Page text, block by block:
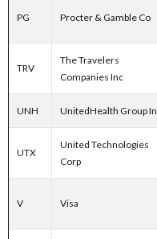
PG Procter & Gamble Co
TRV
The Travelers
Companies Inc
UNH UnitedHealth Group
UTX
United Technologies
Corp
V Visa